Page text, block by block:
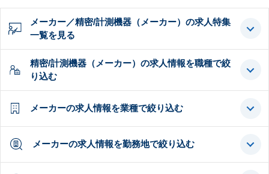
メーカー／精密/計測機器（メーカー）の求人特集
一覧を見る
精密/計測機器（メーカー）の求人情報を職種で絞
り込む
メーカーの求人情報を業種で絞り込む
メーカーの求人情報を勤務地で絞り込む